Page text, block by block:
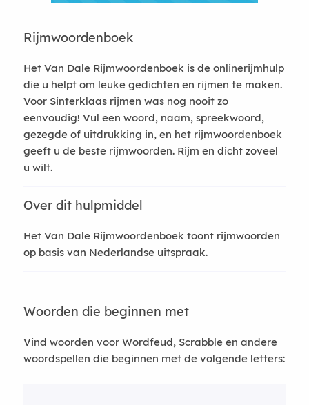
Rijmwoordenboek
Het Van Dale Rijmwoordenboek is de onlinerijmhulp
die u helpt om leuke gedichten en rijmen te maken.
Voor Sinterklaas rijmen was nog nooit zo
eenvoudig! Vul een woord, naam, spreekwoord,
gezegde of uitdrukking in, en het rijmwoordenboek
geeft u de beste rijmwoorden. Rijm en dicht zoveel
u wilt.
Over dit hulpmiddel
Het Van Dale Rijmwoordenboek toont rijmwoorden
op basis van Nederlandse uitspraak.
Woorden die beginnen met
Vind woorden voor Wordfeud, Scrabble en andere
woordspellen die beginnen met de volgende letters: